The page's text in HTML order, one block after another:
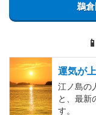
鵜
運気が
江ノ島の
と、最新
す。